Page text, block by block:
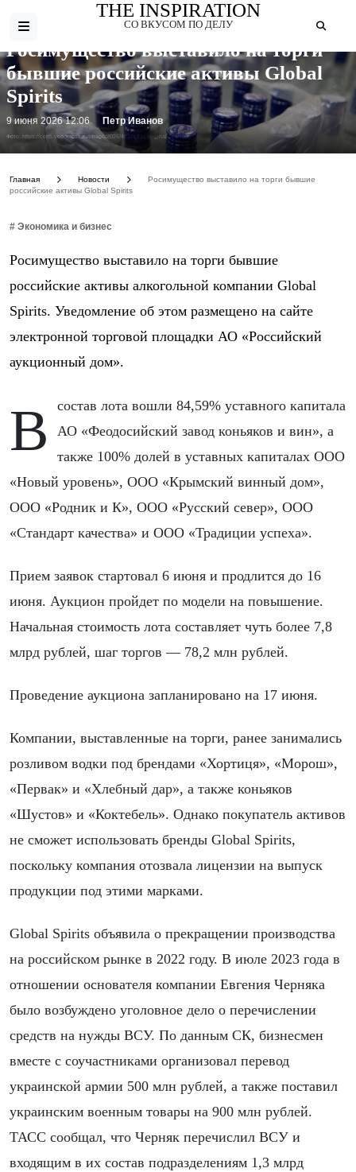
THE INSPIRATION
СО ВКУСОМ ПО ДЕЛУ
Фото: https://cdn5.vedomosti.ru/image/2026/4f/1cg6sq/original-1qsh.jpg
Росимущество выставило на торги
бывшие российские активы Global
Spirits
9 июня 2026 12:06 Петр Иванов
Главная Новости
Росимущество выставило на торги бывшие
российские активы Global Spirits
# Экономика и бизнес
Росимущество выставило на торги бывшие
российские активы алкогольной компании Global
Spirits. Уведомление об этом размещено на сайте
электронной торговой площадки АО «Российский
аукционный дом».
В состав лота вошли 84,59% уставного капитала
АО «Феодосийский завод коньяков и вин», а
также 100% долей в уставных капиталах ООО
«Новый уровень», ООО «Крымский винный дом»,
ООО «Родник и К», ООО «Русский север», ООО
«Стандарт качества» и ООО «Традиции успеха».
Прием заявок стартовал 6 июня и продлится до 16
июня. Аукцион пройдет по модели на повышение.
Начальная стоимость лота составляет чуть более 7,8
млрд рублей, шаг торгов — 78,2 млн рублей.
Проведение аукциона запланировано на 17 июня.
Компании, выставленные на торги, ранее занимались
розливом водки под брендами «Хортиця», «Морош»,
«Первак» и «Хлебный дар», а также коньяков
«Шустов» и «Коктебель». Однако покупатель активов
не сможет использовать бренды Global Spirits,
поскольку компания отозвала лицензии на выпуск
продукции под этими марками.
Global Spirits объявила о прекращении производства
на российском рынке в 2022 году. В июле 2023 года в
отношении основателя компании Евгения Черняка
было возбуждено уголовное дело о перечислении
средств на нужды ВСУ. По данным СК, бизнесмен
вместе с соучастниками организовал перевод
украинской армии 500 млн рублей, а также поставил
украинским военным товары на 900 млн рублей.
ТАСС сообщал, что Черняк перечислил ВСУ и
входящим в их состав подразделениям 1,3 млрд